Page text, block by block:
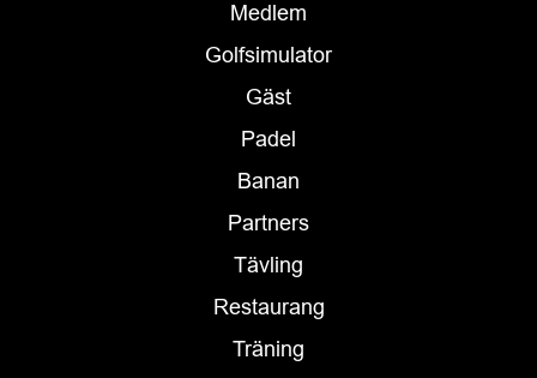
Medlem
Golfsimulator
Gäst
Padel
Banan
Partners
Tävling
Restaurang
Träning